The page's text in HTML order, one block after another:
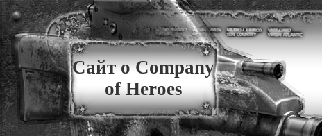
Сайт о Company
of Heroes